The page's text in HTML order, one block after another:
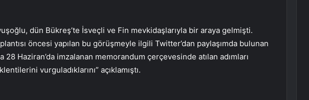
dün Bükreş’te İsveçli ve Fin mevkidaşlarıyla bir araya gelmişti.
öncesi yapılan bu görüşmeyle ilgili Twitter’dan paylaşımda bulunan
28 Haziran’da imzalanan memorandum çerçevesinde atılan adımları
vurguladıklarını” açıklamıştı.